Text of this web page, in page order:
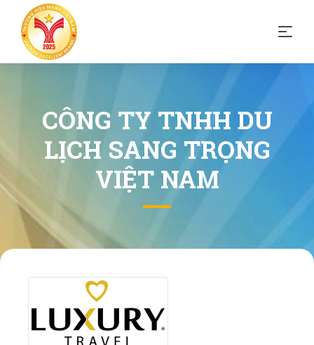
CÔNG TY TNHH DU
LỊCH SANG TRỌNG
VIỆT NAM